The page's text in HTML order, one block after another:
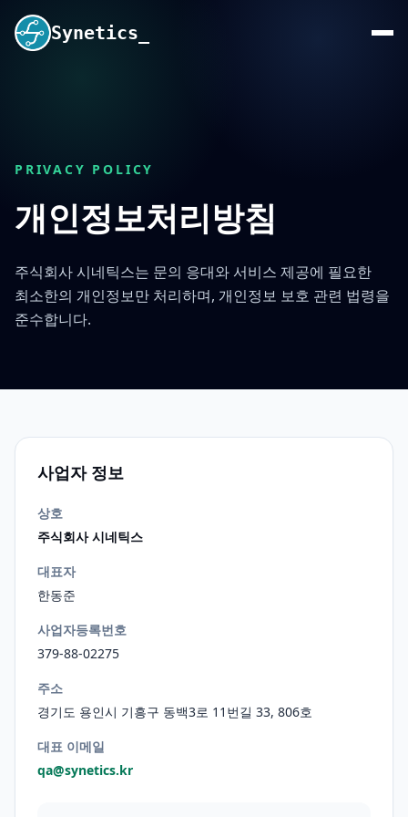
Synetics_
PRIVACY POLICY
개인정보처리방침
주식회사 시네틱스는 문의 응대와 서비스 제공에 필요한
최소한의 개인정보만 처리하며, 개인정보 보호 관련 법령을
준수합니다.
사업자 정보
상호
주식회사 시네틱스
대표자
한동준
사업자등록번호
379-88-02275
주소
경기도 용인시 기흥구 동백3로 11번길 33, 806호
대표 이메일
qa@synetics.kr